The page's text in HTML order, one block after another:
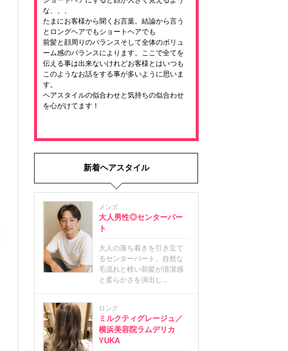
な、、、
たまにお客様から聞くお言葉。結論から言う
とロングヘアでもショートヘアでも
前髪と顔周りのバランスそして全体のボリュ
ーム感のバランスによります。ここで全てを
伝える事は出来ないけれどお客様とはいつも
このようなお話をする事が多いように思いま
す。
ヘアスタイルの似合わせと気持ちの似合わせ
を心がけてます！
新着ヘアスタイル
メンズ
大人男性◎センターパー
ト
大人の落ち着きを引き立て
るセンターパート。自然な
毛流れと軽い前髪が清潔感
と柔らかさを演出し...
ロング
ミルクティグレージュ／
横浜美容院ラムデリカ
YUKA